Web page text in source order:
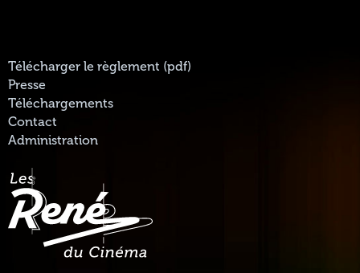
Télécharger le règlement (pdf)
Presse
Téléchargements
Contact
Administration